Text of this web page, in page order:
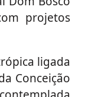
projetos
ligada
Conceição